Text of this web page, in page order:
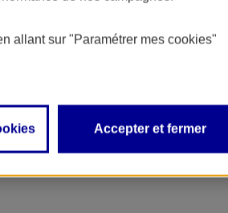
allant sur "Paramétrer mes cookies"
Accepter et fermer